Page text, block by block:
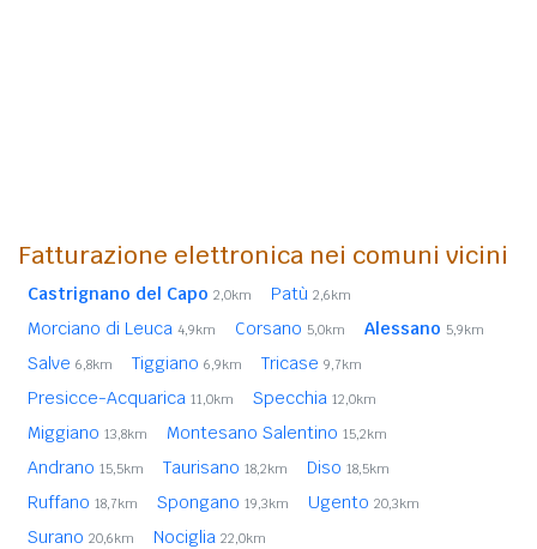
Fatturazione elettronica nei comuni vicini
Castrignano del Capo 2,0km Patù 2,6km
Morciano di Leuca 4,9km Corsano 5,0km Alessano 5,9km
Salve 6,8km Tiggiano 6,9km Tricase 9,7km
Presicce-Acquarica 11,0km Specchia 12,0km
Miggiano 13,8km Montesano Salentino 15,2km
Andrano 15,5km Taurisano 18,2km Diso 18,5km
Ruffano 18,7km Spongano 19,3km Ugento 20,3km
Surano 20,6km Nociglia 22,0km